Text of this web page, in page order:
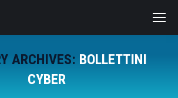
ARCHIVES: BOLLETTINI
CYBER